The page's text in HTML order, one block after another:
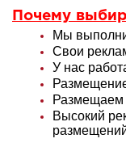
Почему
Мы
Свои
У нас
Размещаем
Высокий